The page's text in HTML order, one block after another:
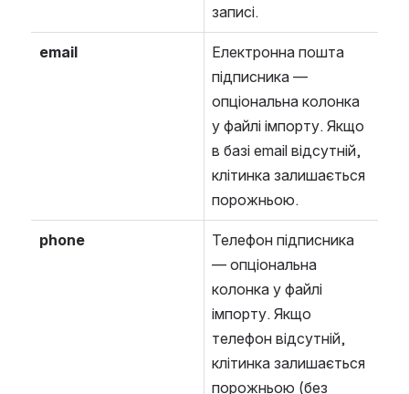
записі.
email
Електронна пошта
підписника —
опціональна колонка
у файлі імпорту. Якщо
в базі email відсутній,
клітинка залишається
порожньою.
phone
Телефон підписника
— опціональна
колонка у файлі
імпорту. Якщо
телефон відсутній,
клітинка залишається
порожньою (без